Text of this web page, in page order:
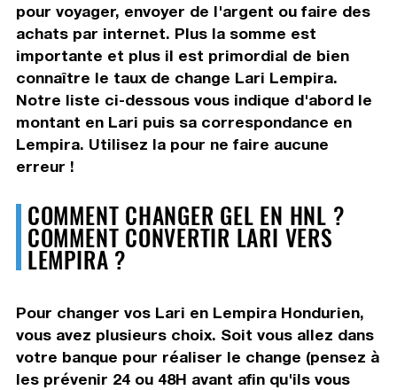
pour voyager, envoyer de l'argent ou faire des
achats par internet. Plus la somme est
importante et plus il est primordial de bien
connaître le taux de change Lari Lempira.
Notre liste ci-dessous vous indique d'abord le
montant en Lari puis sa correspondance en
Lempira. Utilisez la pour ne faire aucune
erreur !
COMMENT CHANGER GEL EN HNL ?
COMMENT CONVERTIR LARI VERS
LEMPIRA ?
Pour changer vos Lari en Lempira Hondurien,
vous avez plusieurs choix. Soit vous allez dans
votre banque pour réaliser le change (pensez à
les prévenir 24 ou 48H avant afin qu'ils vous